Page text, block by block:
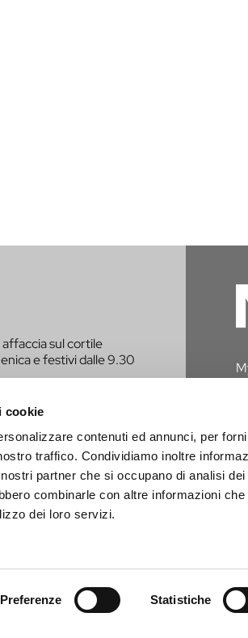
cookie
contenuti ed annunci, per
traffico. Condividiamo inoltre
partner che si occupano di analisi
combinarle con altre informazioni
dei loro servizi.
Preferenze Statistiche
affaccia sul cortile
e festivi dalle 9.30
PER